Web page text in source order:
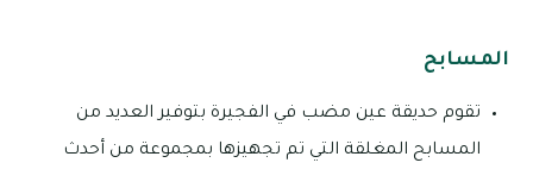
المسابح
تقوم حديقة عين مضب في الفجيرة بتوفير العديد من
المسابح المغلقة التي تم تجهيزها بمجموعة من أحدث